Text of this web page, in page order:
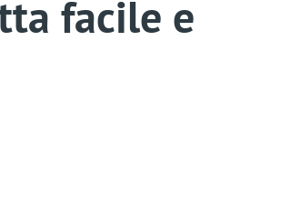
facile e